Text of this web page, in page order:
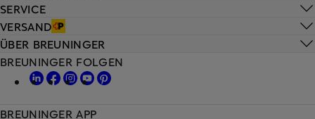
SERVICE
VERSAND
ÜBER BREUNINGER
BREUNINGER FOLGEN
BREUNINGER APP